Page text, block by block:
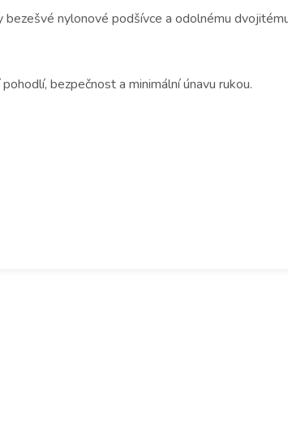
nylonové podšívce a odolnému
bezpečnost a minimální únavu rukou.